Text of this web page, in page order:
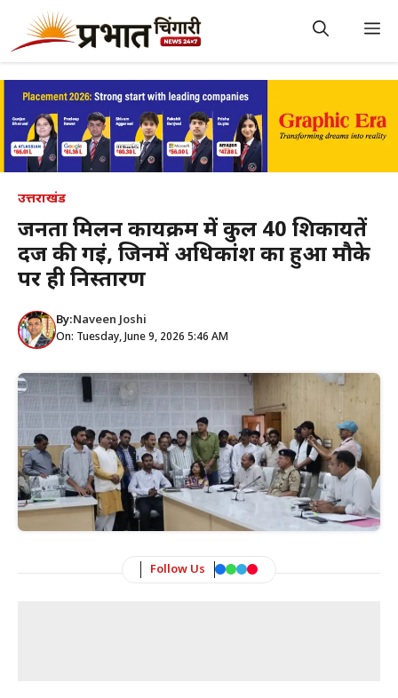
content
उत्तराखंड
जनता मिलन कार्यक्रम में कुल 40 शिकायतें
दर्ज की गईं, जिनमें अधिकांश का हुआ मौके
पर ही निस्तारण
By:Naveen Joshi
On: Tuesday, June 9, 2026 5:46 AM
Follow Us